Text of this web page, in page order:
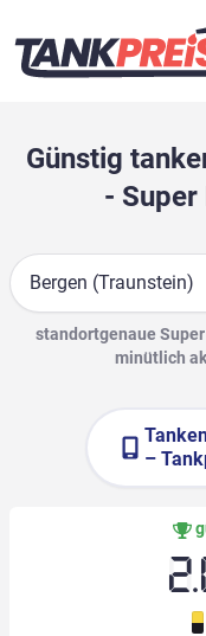
Günstig
- Super
Suche
standortgenaue
minütlich
–